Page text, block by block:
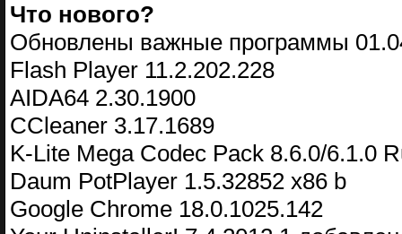
Что нового?
Обновлены важные программы
Flash Player 11.2.202.228
AIDA64 2.30.1900
CCleaner 3.17.1689
K-Lite Mega Codec Pack 8.6.0/6.1.0
Daum PotPlayer 1.5.32852 x86 b
Google Chrome 18.0.1025.142